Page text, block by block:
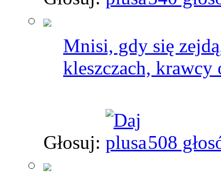
Mnisi, gdy się
kleszczach, krawcy
Głosuj: 508